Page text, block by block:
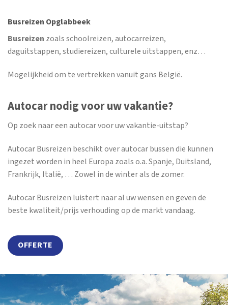
Busreizen Opglabbeek
Busreizen zoals schoolreizen, autocarreizen,
daguitstappen, studiereizen, culturele uitstappen, enz…
Mogelijkheid om te vertrekken vanuit gans België.
Autocar nodig voor uw vakantie?
Op zoek naar een autocar voor uw vakantie-uitstap?
Autocar Busreizen beschikt over autocar bussen die kunnen
ingezet worden in heel Europa zoals o.a. Spanje, Duitsland,
Frankrijk, Italië, … Zowel in de winter als de zomer.
Autocar Busreizen luistert naar al uw wensen en geven de
beste kwaliteit/prijs verhouding op de markt vandaag.
OFFERTE